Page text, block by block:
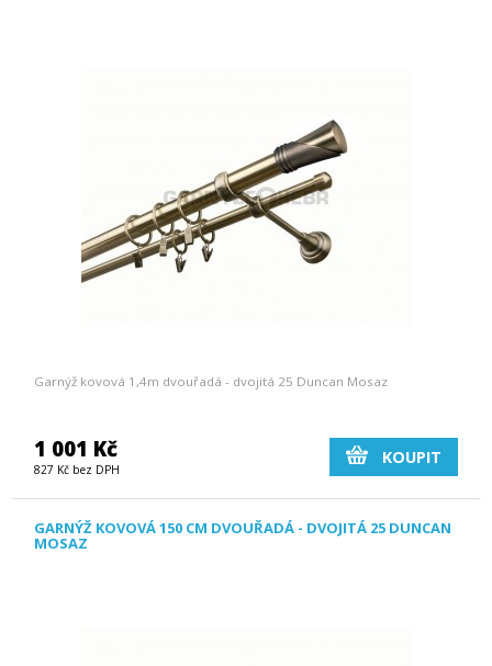
Garnýž kovová 1,4m dvouřadá - dvojitá 25 Duncan Mosaz
1 001 Kč
827 Kč bez DPH
KOUPIT
GARNÝŽ KOVOVÁ 150 CM DVOUŘADÁ - DVOJITÁ 25 DUNCAN
MOSAZ